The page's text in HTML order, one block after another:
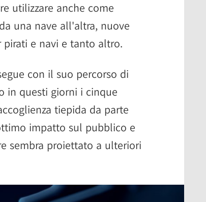
utilizzare anche come
una nave all'altra, nuove
pirati e navi e tanto altro.
con il suo percorso di
in questi giorni i cinque
tiepida da parte
impatto sul pubblico e
sembra proiettato a ulteriori